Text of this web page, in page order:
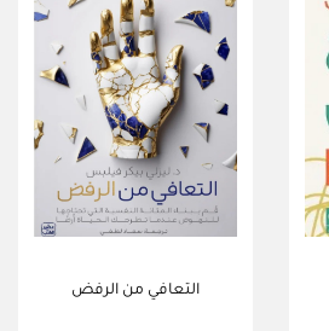
التعافي من الرفض